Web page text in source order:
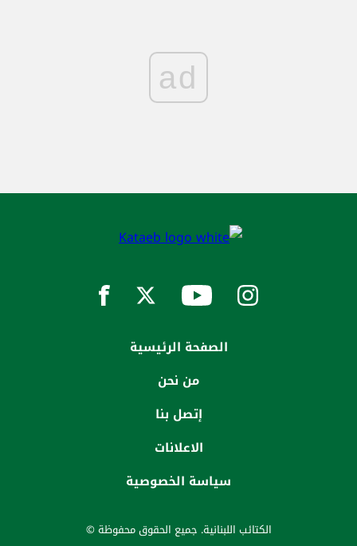
ad
الصفحة الرئيسية
من نحن
إتصل بنا
الاعلانات
سياسة الخصوصية
الكتائب اللبنانية. جميع الحقوق محفوظة ©